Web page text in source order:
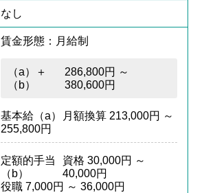
なし
賃金形態：月給制
（a）＋
（b）
286,800円 ～
380,600円
基本給（a）
月額換算 213,000円 ～
255,800円
定額的手当
（b）
資格 30,000円 ～
40,000円
役職 7,000円 ～ 36,000円